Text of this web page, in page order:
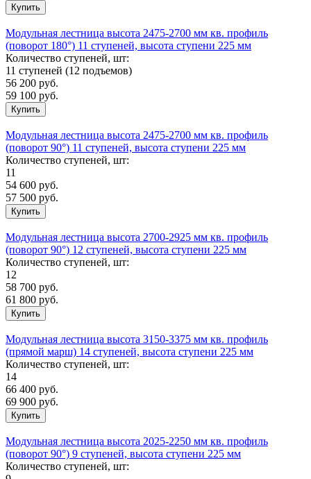
Модульная лестница высота 2475-2700 мм кв. профиль
(поворот 180°) 11 ступеней, высота ступени 225 мм
Количество ступеней, шт:
11 ступеней (12 подъемов)
56 200 руб.
59 100 руб.
Модульная лестница высота 2475-2700 мм кв. профиль
(поворот 90°) 11 ступеней, высота ступени 225 мм
Количество ступеней, шт:
11
54 600 руб.
57 500 руб.
Модульная лестница высота 2700-2925 мм кв. профиль
(поворот 90°) 12 ступеней, высота ступени 225 мм
Количество ступеней, шт:
12
58 700 руб.
61 800 руб.
Модульная лестница высота 3150-3375 мм кв. профиль
(прямой марш) 14 ступеней, высота ступени 225 мм
Количество ступеней, шт:
14
66 400 руб.
69 900 руб.
Модульная лестница высота 2025-2250 мм кв. профиль
(поворот 90°) 9 ступеней, высота ступени 225 мм
Количество ступеней, шт: